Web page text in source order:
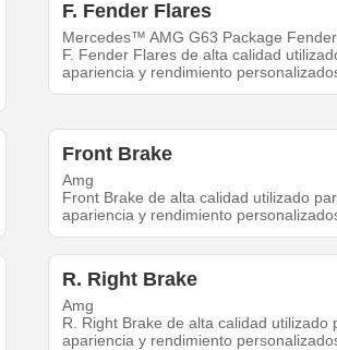
F. Fender Flares
Mercedes™ AMG G63 Package
F. Fender Flares de alta calidad
apariencia y rendimiento
Front Brake
Amg
Front Brake de alta calidad utilizado
apariencia y rendimiento
R. Right Brake
Amg
R. Right Brake de alta calidad utilizado
apariencia y rendimiento